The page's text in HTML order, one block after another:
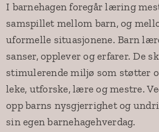
I barnehagen foregår læring
samspillet mellom barn, og
uformelle situasjonene. Barn
sanser, opplever og erfarer. De
stimulerende miljø som støtter
leke, utforske, lære og mestre.
opp barns nysgjerrighet og
sin egen barnehagehverdag.